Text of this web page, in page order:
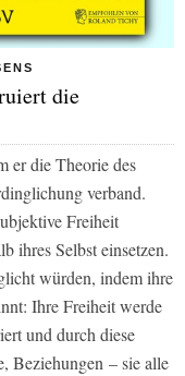
die
er die Theorie des
verband.
Freiheit
ihres Selbst einsetzen.
würden, indem ihre
Ihre Freiheit werde
und durch diese
Beziehungen – sie alle